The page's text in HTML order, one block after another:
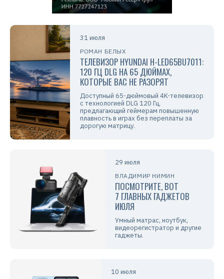
31 июля
РОМАН БЕЛЫХ
ТЕЛЕВИЗОР HYUNDAI H-LED65BU7011:
120 ГЦ DLG НА 65 ДЮЙМАХ,
КОТОРЫЕ ВАС НЕ РАЗОРЯТ
Доступный 65-дюймовый 4K-телевизор
с технологией DLG 120 Гц,
предлагающий геймерам повышенную
плавность в играх без переплаты за
дорогую матрицу.
29 июля
ВЛАДИМИР НИМИН
ПОСМОТРИТЕ, ВОТ
7 ГЛАВНЫХ ГАДЖЕТОВ
ИЮЛЯ
Умный матрас, ноутбук,
видеорегистратор и другие
гаджеты.
10 июля